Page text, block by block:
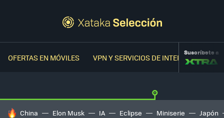
OFERTAS EN MÓVILES VPN Y SERVICIOS DE INTERNETSuscríbete a
HOY SE HABLA DE
China Elon Musk IA Eclipse Miniserie Japón